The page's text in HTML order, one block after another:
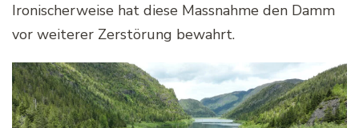
Ironischerweise hat diese Massnahme den Damm
vor weiterer Zerstörung bewahrt.